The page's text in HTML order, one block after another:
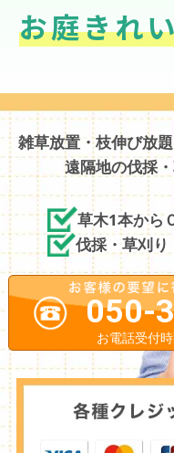
お庭きれ
雑草放置・枝伸び放
遠隔地の伐採
草木1本から
伐採・草刈
050-
お電話受付